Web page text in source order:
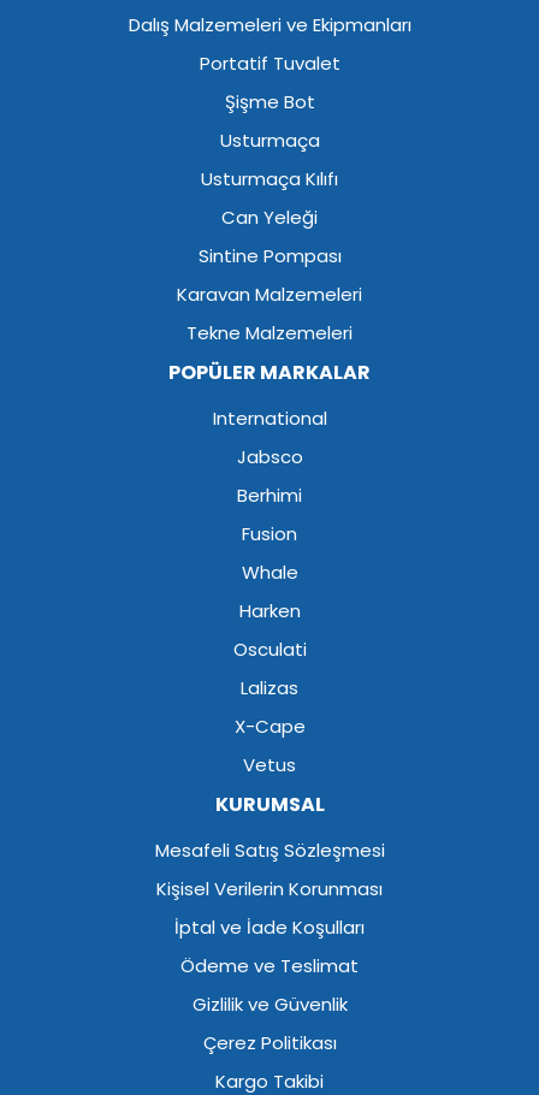
Dalış Malzemeleri ve Ekipmanları
Portatif Tuvalet
Şişme Bot
Usturmaça
Usturmaça Kılıfı
Can Yeleği
Sintine Pompası
Karavan Malzemeleri
Tekne Malzemeleri
POPÜLER MARKALAR
International
Jabsco
Berhimi
Fusion
Whale
Harken
Osculati
Lalizas
X-Cape
Vetus
KURUMSAL
Mesafeli Satış Sözleşmesi
Kişisel Verilerin Korunması
İptal ve İade Koşulları
Ödeme ve Teslimat
Gizlilik ve Güvenlik
Çerez Politikası
Kargo Takibi